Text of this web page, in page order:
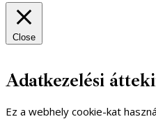
Close
Adatkezelési
Ez a webhely cookie-kat